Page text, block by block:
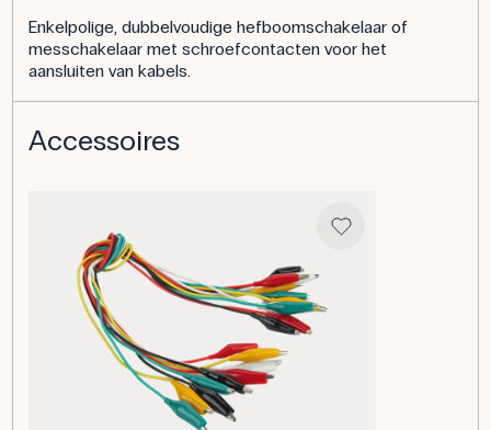
Enkelpolige, dubbelvoudige hefboomschakelaar of
messchakelaar met schroefcontacten voor het
aansluiten van kabels.
Accessoires